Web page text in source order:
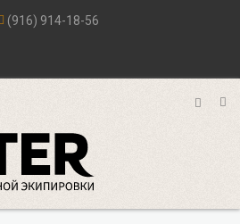
(916) 914-18-56